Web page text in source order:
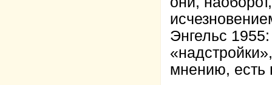
Энгельс
мнению, есть